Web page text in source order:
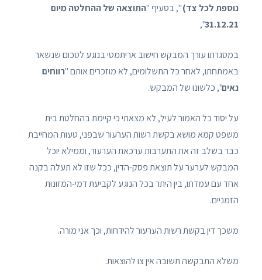
נוספת לכל צד)", בסעיף "התוצאה של ההחלטה מיום
31.12.21
",
במסגרתו עורך המבקש חישוב אריתמטי בנוגע לסכום שנשאר
באמתחתו, לאחר כל התשלומים, לא מוזכרים אותם "רווחים
נאים", כלשונו של המבקש.
על יסוד כל האמור לעיל, לא מצאתי כי קיימת בהחלטת בית
משפט קמא מושא בקשת רשות הערעור שבפני, טעות המחייבת
כבר בשלב זה את התערבות ערכאת הערעור, וממילא יוכל
המבקש לערער על תוצאת פסק-הדין, ככל שזו לא תעלה בקנה
אחד עם עמדתו, בין היתר בכל הנוגע לקביעת דמי-המזונות
הזמניים.
משכך דין בקשת רשות הערעור להידחות, וכך אני מורה.
משלא התבקשה תשובה אין צו להוצאות.